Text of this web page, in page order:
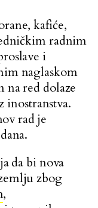
kafiće,
radnim
i
naglaskom
na red dolaze
rad je
da bi nova
zbog
,